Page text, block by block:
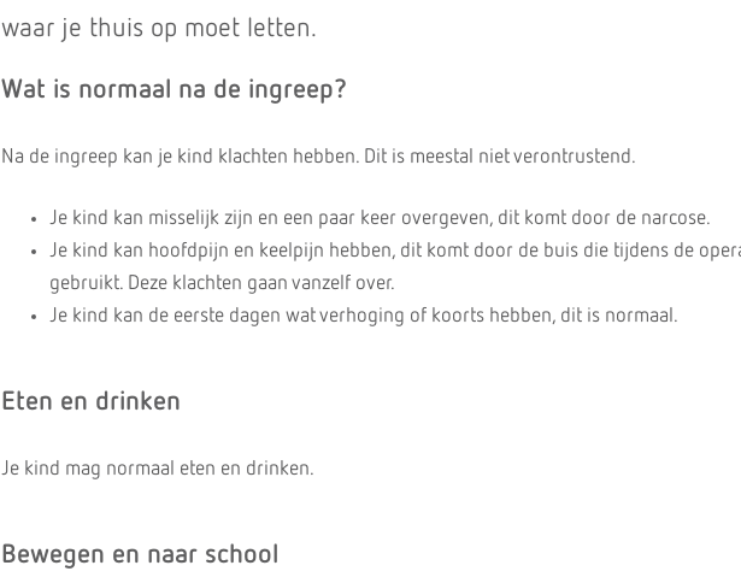
waar je thuis op moet letten.
Wat is normaal na de ingreep?
Na de ingreep kan je kind klachten hebben. Dit is meestal niet verontrustend.
Je kind kan misselijk zijn en een paar keer overgeven, dit komt door de narcose.
Je kind kan hoofdpijn en keelpijn hebben, dit komt door de buis die tijdens de
gebruikt. Deze klachten gaan vanzelf over.
Je kind kan de eerste dagen wat verhoging of koorts hebben, dit is normaal.
Eten en drinken
Je kind mag normaal eten en drinken.
Bewegen en naar school